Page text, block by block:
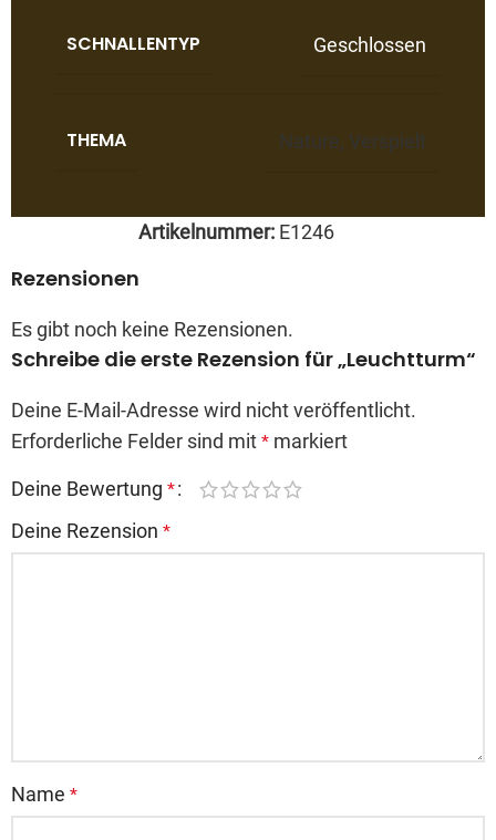
SCHNALLENTYP Geschlossen
THEMA Nature, Verspielt
Artikelnummer: E1246
Rezensionen
Es gibt noch keine Rezensionen.
Schreibe die erste Rezension für „Leuchtturm“
Deine E-Mail-Adresse wird nicht veröffentlicht.
Erforderliche Felder sind mit * markiert
Deine Bewertung *
Deine Rezension *
Name *